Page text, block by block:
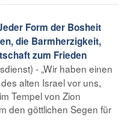
Form der Bosheit
die Barmherzigkeit,
zum Frieden
- „Wir haben einen
alten Israel vor uns,
Tempel von Zion
den göttlichen Segen für